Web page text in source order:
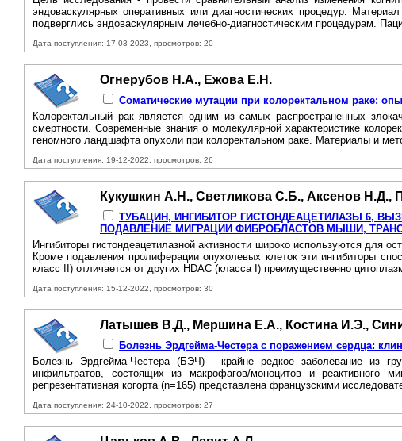
эндоваскулярных оперативных или диагностических процедур.
подверглись эндоваскулярным лечебно-диагностическим процедурам.
Дата поступления: 17-03-2023, просмотров: 20
Огнерубов Н.А., Ежова Е.Н.
Соматические мутации при колоректальном раке:
Колоректальный рак является одним из самых распространенных
смертности. Современные знания о молекулярной характеристике
геномного ландшафта опухоли при колоректальном раке. Материалы и
Дата поступления: 19-12-2022, просмотров: 26
Кукушкин А.Н., Светликова С.Б., Аксенов Н.Д.,
ТУБАЦИН, ИНГИБИТОР ГИСТОНДЕАЦЕТИЛАЗЫ 6,
ПОДАВЛЕНИЕ МИГРАЦИИ ФИБРОБЛАСТОВ МЫШИ,
Ингибиторы гистондеацетилазной активности широко используются для
Кроме подавления пролиферации опухолевых клеток эти ингибиторы
класс II) отличается от других HDAC (класса I) преимущественно
Дата поступления: 15-12-2022, просмотров: 30
Латышев В.Д., Мершина Е.А., Костина И.Э.,
Болезнь Эрдгейма-Честера с поражением сердца:
Болезнь Эрдгейма-Честера (БЭЧ) - крайне редкое заболевание из
инфильтратов, состоящих из макрофагов/моноцитов и реактивного
репрезентативная когорта (n=165) представлена французскими
Дата поступления: 24-10-2022, просмотров: 27